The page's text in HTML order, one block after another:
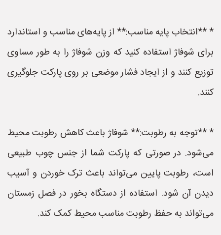
* **انتخاب پایه مناسب:** از پایه‌های مناسب و استاندارد
برای شوفاژ استفاده کنید که وزن شوفاژ را به طور مساوی
توزیع کنند و از ایجاد فشار موضعی بر روی پارکت جلوگیری
کنند.
* **توجه به رطوبت:** شوفاژ باعث کاهش رطوبت محیط
می‌شود. در صورتی که پارکت شما از جنس چوب طبیعی
است، رطوبت پایین می‌تواند باعث ترک خوردن و آسیب
دیدن آن شود. استفاده از دستگاه بخور در فصل زمستان
می‌تواند به حفظ رطوبت مناسب محیط کمک کند.